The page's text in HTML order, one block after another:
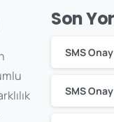
Son
SMS
SMS